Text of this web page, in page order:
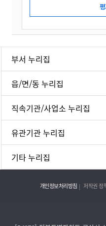
부서 누리집
읍/면/동 누리집
직속기관/사업소 누리집
유관기관 누리집
기타 누리집
개인정보처리방침 저작권 정